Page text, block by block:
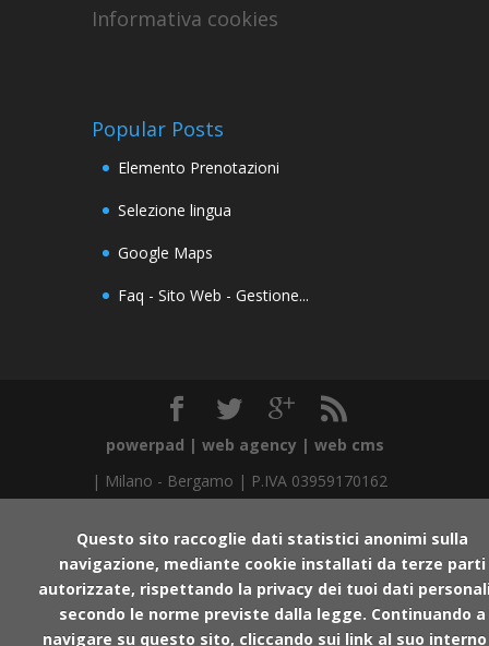
Informativa cookies
Popular Posts
Elemento Prenotazioni
Selezione lingua
Google Maps
Faq - Sito Web - Gestione...
powerpad | web agency | web cms
| Milano - Bergamo | P.IVA 03959170162
Questo sito raccoglie dati statistici anonimi sulla
navigazione, mediante cookie installati da terze parti
autorizzate, rispettando la privacy dei tuoi dati
secondo le norme previste dalla legge. Continuando a
navigare su questo sito, cliccando sui link al suo